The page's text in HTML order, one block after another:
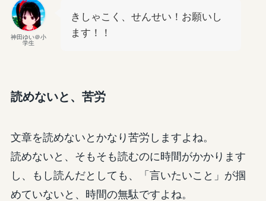
神田ゆい＠小
学生
きしゃこく、せんせい！お願いし
ます！！
読めないと、苦労
文章を読めないとかなり苦労しますよね。
読めないと、そもそも読むのに時間がかかります
し、もし読んだとしても、「言いたいこと」が掴
めていないと、時間の無駄ですよね。